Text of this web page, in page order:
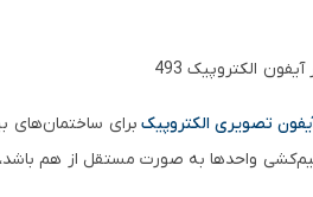
الکتروپیک 493
تصویری الکتروپیک
به صورت مستقل از هم باشد، نصب سوئیچر در